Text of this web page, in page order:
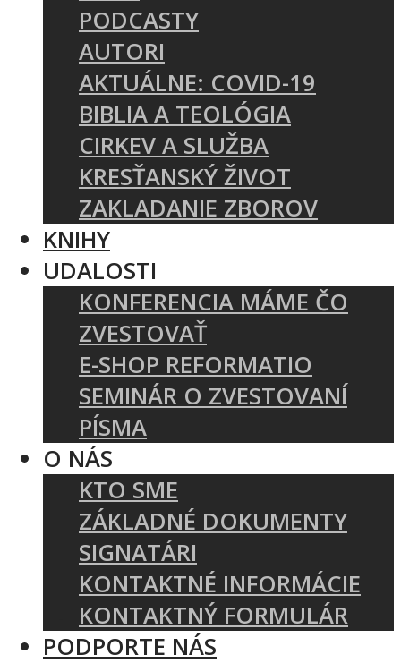
PODCASTY
AUTORI
AKTUÁLNE: COVID-19
BIBLIA A TEOLÓGIA
CIRKEV A SLUŽBA
KRESŤANSKÝ ŽIVOT
ZAKLADANIE ZBOROV
KNIHY
UDALOSTI
KONFERENCIA MÁME ČO
ZVESTOVAŤ
E-SHOP REFORMATIO
SEMINÁR O ZVESTOVANÍ
PÍSMA
O NÁS
KTO SME
ZÁKLADNÉ DOKUMENTY
SIGNATÁRI
KONTAKTNÉ INFORMÁCIE
KONTAKTNÝ FORMULÁR
PODPORTE NÁS